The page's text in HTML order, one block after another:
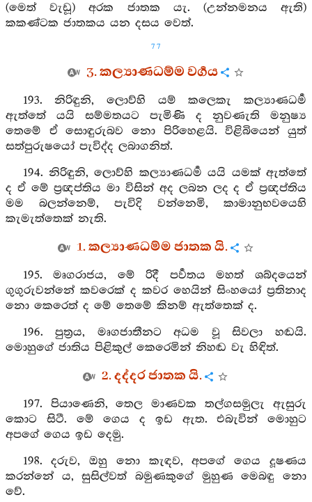
(මෙත් වැඩූ) අරක ජාතක යැ. (උන්නමනය ඇති)
කකණ්ටක ජාතකය යන දසය වෙත්.
77
3. කල්‍යාණධම්ම වර්‍ගය
193. නිරිඳුනි, ලොව්හි යම් කලෙකැ කල්‍යාණධර්‍ම
ඇත්තේ යයි සම්මතයට පැමිණි ද නුවණැති මනුෂ්‍ය
තෙමේ ඒ සොඳුරුබව නො පිරිහෙළයි. විළිබියෙන් යුත්
සත්පුරුෂයෝ පැවිද්ද ලබාගනිත්.
194. නිරිඳුනි, ලොව්හි කල්‍යාණධර්‍ම යයි යමක් ඇත්තේ
ද ඒ මේ ප්‍රඥප්තිය මා විසින් අද ලබන ලද ද ඒ ප්‍රඥප්තිය
මම බලන්නෙම්, පැවිදි වන්නෙමි, කාමානුභවයෙහි
කැමැත්තෙක් නැති.
1. කල්‍යාණධම්ම ජාතක යි.
195. මෘගරාජය, මේ රිදී පර්‍වතය මහත් ශබ්දයෙන්
ගුගුරුවන්නේ කවරෙක් ද කවර හෙයින් සිංහයෝ ප්‍රතිනාද
නො කෙරෙත් ද මේ තෙමේ කිනම් ඇත්තෙක් ද.
196. පුත්‍රය, මෘගජාතීනට අධම වූ සිවලා හඬයි.
මොහුගේ ජාතිය පිළිකුල් කෙරෙමින් නිහඬ වැ හිඳිත්.
2. දද්දර ජාතක යි.
197. පියාණෙනි, තෙල මාණවක තල්ගසමුලැ ඇසුරු
කොට සිටී. මේ ගෙය ද ඉඩ ඇත. එබැවින් මොහුට
අපගේ ගෙය ඉඩ දෙමු.
198. දරුව, ඔහු නො කැඳව, අපගේ ගෙය දූෂණය
කරන්නේ ය, සුසිල්වත් බමුණකුගේ මුහුණ මෙබඳු නො
වේ.